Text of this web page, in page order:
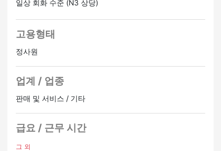
▼ 오토 메카닉 레벨 2 필요
▼ 기본급+각종 수당+목표 달성 보너스
▼ 4개월 보너스 ♪
▼ 주 2일 휴무 (기본적으로 평일은 쉬는 날)
일상 회화 수준 (N3 상당)
고용형태
정사원
업계 / 업종
판매 및 서비스 / 기타
급요 / 근무 시간
그 외